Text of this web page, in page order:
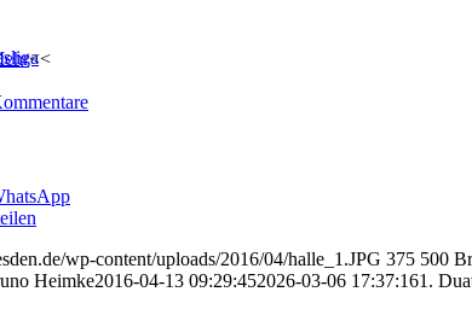
<<
wp-content/uploads/2016/04/halle_1.JPG 375 500
Heimke2016-04-13 09:29:452026-03-06 17:37:161.